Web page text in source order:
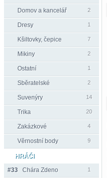
Domov a kancelář 2
Dresy 1
Kšiltovky, čepice 7
Mikiny 2
Ostatní 1
Sběratelské 2
Suvenýry 14
Trika 20
Zakázkové 4
Věrnostní body 9
HRÁČI
#33
Chára Zdeno 1